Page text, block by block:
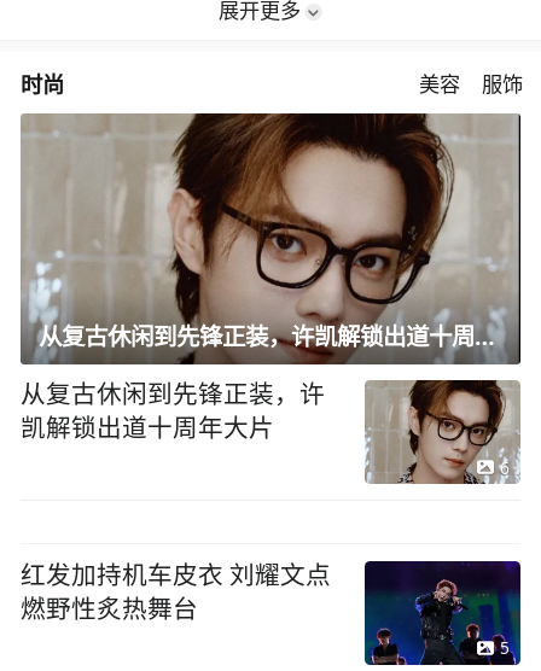
展开更多
时尚 美容 服饰
从复古休闲到先锋正装，许凯解锁出道十周年大片
从复古休闲到先锋正装，许
凯解锁出道十周年大片
6
红发加持机车皮衣 刘耀文点
燃野性炙热舞台
5